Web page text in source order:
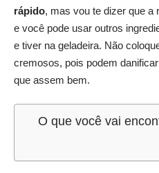
rápido, mas vou te dizer que a
e você pode usar outros
e tiver na geladeira. Não
cremosos, pois podem
que assem bem.
O que você vai